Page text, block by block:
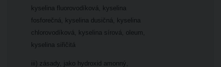
kyselina fluorovodíková, kyselina
fosforečná, kyselina dusičná, kyselina
chlorovodíková, kyselina sírová, oleum,
kyselina siřičitá
iii) zásady, jako hydroxid amonný,